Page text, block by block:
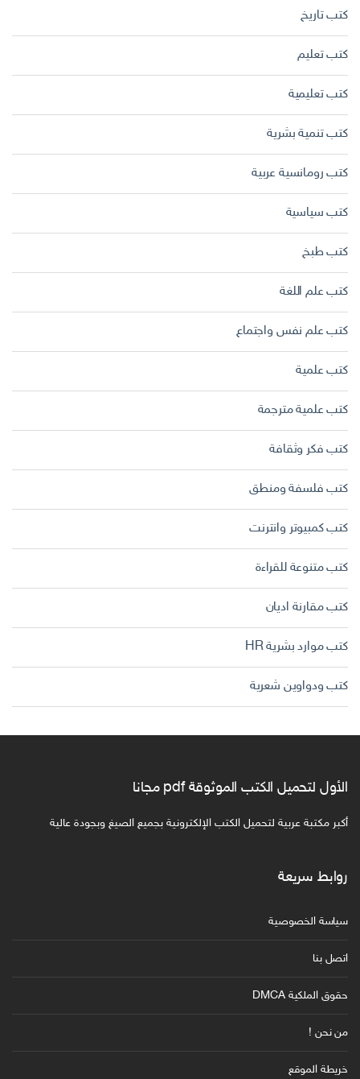
كتب تاريخ
كتب تعليم
كتب تعليمية
كتب تنمية بشرية
كتب رومانسية عربية
كتب سياسية
كتب طبخ
كتب علم اللغة
كتب علم نفس واجتماع
كتب علمية
كتب علمية مترجمة
كتب فكر وثقافة
كتب فلسفة ومنطق
كتب كمبيوتر وانترنت
كتب متنوعة للقراءة
كتب مقارنة اديان
كتب موارد بشرية HR
كتب ودواوين شعرية
الأول لتحميل الكتب الموثوقة pdf مجانا
أكبر مكتبة عربية لتحميل الكتب الإلكترونية بجميع الصيغ وبجودة عالية
روابط سريعة
سياسة الخصوصية
اتصل بنا
حقوق الملكية DMCA
من نحن !
خريطة الموقع